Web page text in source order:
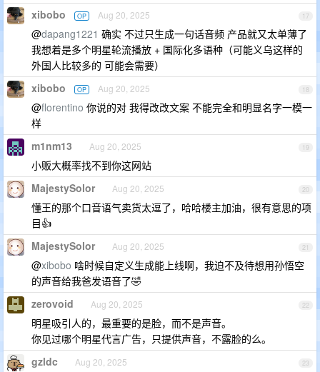
17
xibobo OP Aug 20, 2025
@dapang1221 确实 不过只生成一句话音频 产品就又太单薄了
我想着是多个明星轮流播放 + 国际化多语种（可能义乌这样的
外国人比较多的 可能会需要）
18
xibobo OP Aug 20, 2025
@florentino 你说的对 我得改改文案 不能完全和明显名字一模一
样
19
m1nm13 Aug 20, 2025
小贩大概率找不到你这网站
20
MajestySolor Aug 20, 2025
懂王的那个口音语气卖货太逗了，哈哈楼主加油，很有意思的项
目👍
21
MajestySolor Aug 20, 2025
@xibobo 啥时候自定义生成能上线啊，我迫不及待想用孙悟空
的声音给我爸发语音了🤣
22
zerovoid Aug 20, 2025
明星吸引人的，最重要的是脸，而不是声音。
你见过哪个明星代言广告，只提供声音，不露脸的么。
23
gzldc Aug 20, 2025